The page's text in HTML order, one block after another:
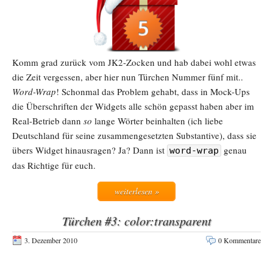
Komm grad zurück vom JK2-Zocken und hab dabei wohl etwas
die Zeit vergessen, aber hier nun Türchen Nummer fünf mit..
Word-Wrap! Schonmal das Problem gehabt, dass in Mock-Ups
die Überschriften der Widgets alle schön gepasst haben aber im
Real-Betrieb dann so lange Wörter beinhalten (ich liebe
Deutschland für seine zusammengesetzten Substantive), dass sie
übers Widget hinausragen? Ja? Dann ist word-wrap genau
das Richtige für euch.
weiterlesen »
Türchen #3: color:transparent
3. Dezember 2010 0 Kommentare